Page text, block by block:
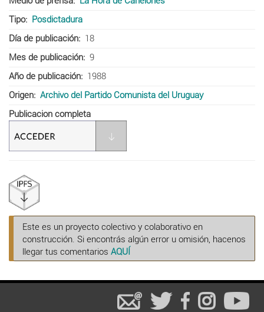
Tipo
Posdictadura
Día de publicación
18
Mes de publicación
9
Año de publicación
1988
Origen
Archivo del Partido Comunista del Uruguay
Publicacion completa
Este es un proyecto colectivo y colaborativo en
construcción. Si encontrás algún error u omisión, hacenos
llegar tus comentarios AQUÍ